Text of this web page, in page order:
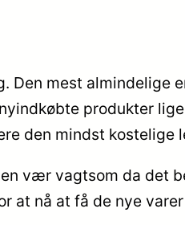
mest almindelige
produkter
den mindst kostelige
vær vagtsom da det
nå at få de nye